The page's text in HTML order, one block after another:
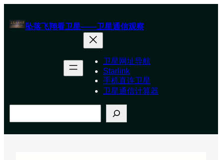
内
坠落飞翔看卫星——卫星通信观察
卫星网址导航
Starlink
手机直连卫星
卫星通信计算器